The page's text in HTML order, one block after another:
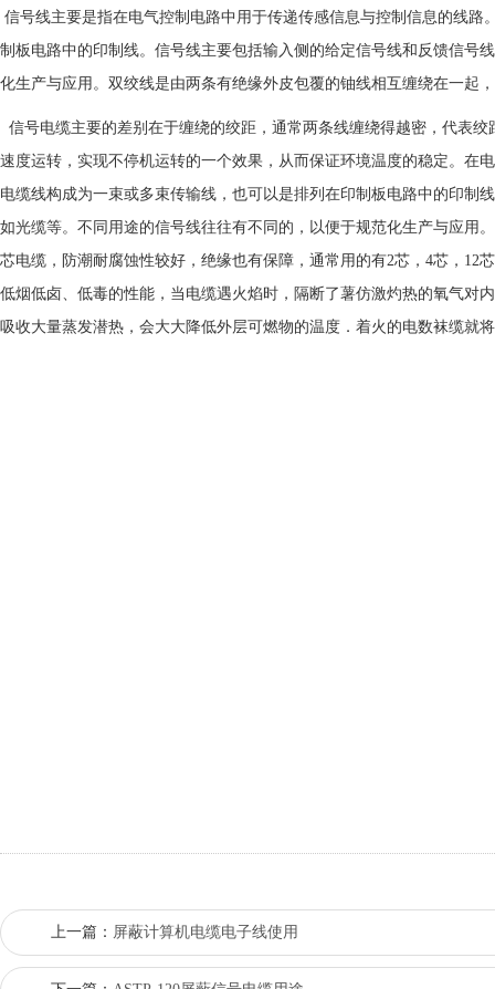
信号线主要是指在电气控制电路中用于传递传感信息与控制信息的线
制板电路中的印制线。信号线主要包括输入侧的给定信号线和反馈信号
化生产与应用。双绞线是由两条有绝缘外皮包覆的铀线相互缠绕在一起
信号电缆主要的差别在于缠绕的绞距，通常两条线缠绕得越密，代表
速度运转，实现不停机运转的一个效果，从而保证环境温度的稳定。在
电缆线构成为一束或多束传输线，也可以是排列在印制板电路中的印制
如光缆等。不同用途的信号线往往有不同的，以便于规范化生产与应用
芯电缆，防潮耐腐蚀性较好，绝缘也有保障，通常用的有2芯，4芯，12
低烟低卤、低毒的性能，当电缆遇火焰时，隔断了薯仿激灼热的氧气对
吸收大量蒸发潜热，会大大降低外层可燃物的温度．着火的电数袜缆就
上一篇： 屏蔽计算机电缆电子线使用